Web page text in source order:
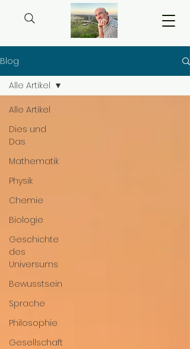
Blog
Alle Artikel
Dies und
Das
Mathematik
Physik
Chemie
Biologie
Geschichte
des
Universums
Bewusstsein
Sprache
Philosophie
Gesellschaft
Alle Artikel